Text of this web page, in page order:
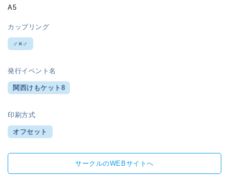
A5
カップリング
♂×♂
発行イベント名
関西けもケット8
印刷方式
オフセット
サークルのWEBサイトへ